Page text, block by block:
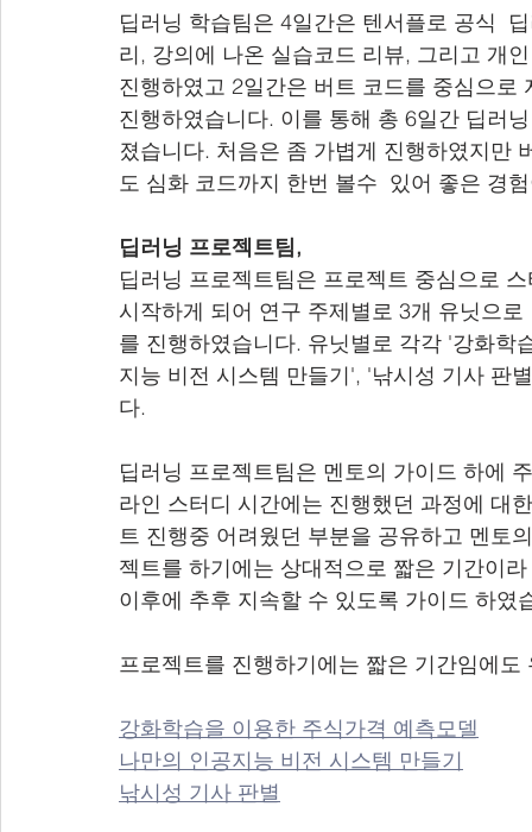
딥러닝 학습팀은 4일간은 텐서플로 공식
리, 강의에 나온 실습코드 리뷰, 그리고 개
진행하였고 2일간은 버트 코드를 중심으
진행하였습니다. 이를 통해 총 6일간 딥러
졌습니다. 처음은 좀 가볍게 진행하였지만
도 심화 코드까지 한번 볼수  있어 좋은 경
딥러닝 프로젝트팀,
딥러닝 프로젝트팀은 프로젝트 중심으로
시작하게 되어 연구 주제별로 3개 유닛으로
를 진행하였습니다. 유닛별로 각각 '강화학
지능 비전 시스템 만들기', '낚시성 기사 판
다.
딥러닝 프로젝트팀은 멘토의 가이드 하에
라인 스터디 시간에는 진행했던 과정에 대
트 진행중 어려웠던 부분을 공유하고 멘토
젝트를 하기에는 상대적으로 짧은 기간이
이후에 추후 지속할 수 있도록 가이드 하였
프로젝트를 진행하기에는 짧은 기간임에
강화학습을 이용한 주식가격 예측모델
나만의 인공지능 비전 시스템 만들기
낚시성 기사 판별